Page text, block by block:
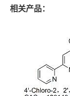
相关产品：